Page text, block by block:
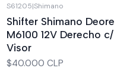
S61205|Shimano
Shifter Shimano Deore
M6100 12V Derecho c/
Visor
$40.000 CLP